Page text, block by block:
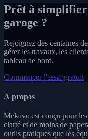
Prêt à simplifier
garage ?
Rejoignez des centaines
gérer les travaux, les
tableau de bord.
Commencer l'essai gratuit
À propos
Mekavo est conçu pour
clarté et de moins de
outils pratiques que les